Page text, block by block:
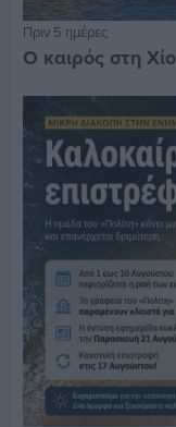
Πριν 5 ημέρες
Ο καιρός στη